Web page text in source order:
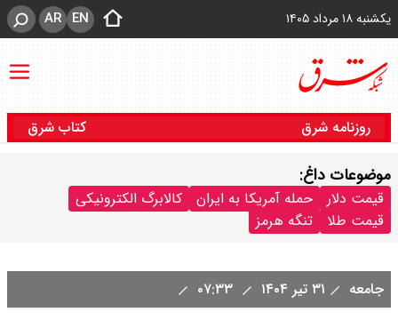
یکشنبه ۱۸ مرداد ۱۴۰۵ EN
AR
روزنامه شرق کتاب شرق
موضوعات داغ:
قیمت دلار حمله آمریکا به ایران
کالابرگ الکترونیکی
قیمت طلا
تنگه هرمز
جامعه ۳۱ تیر ۱۴۰۴